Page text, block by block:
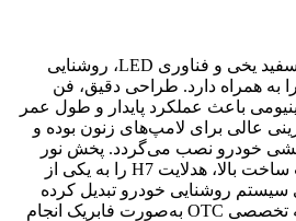
هدلایت H7 دوطرفه با نور سفید یخی و فناوری LED، روشنایی
به همراه دارد. طراحی دقیق، فن
باعث عملکرد پایدار و طول عمر
عالی برای لامپ‌های زنون بوده و
خودرو نصب می‌گردد. پخش نور
دقیق، نصب آسان و کیفیت ساخت بالا، هدلایت H7 را به یکی از
سیستم روشنایی خودرو تبدیل کرده
است. نصب آن در مجموعه تخصصی OTC به‌صورت فابریک انجام